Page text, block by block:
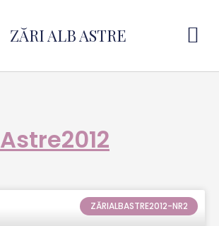
ZĂRI ALB ASTRE
ZĂRIALBASTRE2012-NR2